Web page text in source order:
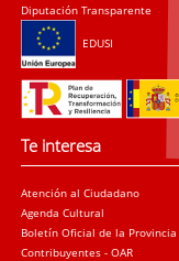
Diputación Transparente
EDUSI
Te interesa
Atención al Ciudadano
Agenda Cultural
Boletín Oficial de la Provincia
Contribuyentes - OAR